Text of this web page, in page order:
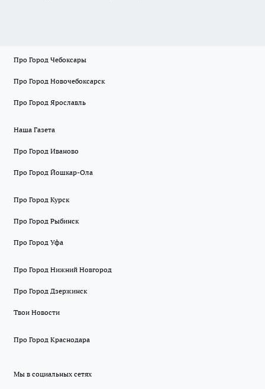
Про Город Чебоксары
Про Город Новочебоксарск
Про Город Ярославль
Наша Газета
Про Город Иваново
Про Город Йошкар-Ола
Про Город Курск
Про Город Рыбинск
Про Город Уфа
Про Город Нижний Новгород
Про Город Дзержинск
Твои Новости
Про Город Краснодара
Мы в социальных сетях